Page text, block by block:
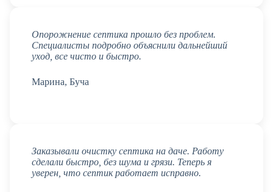
Опорожнение септика прошло без проблем.
Специалисты подробно объяснили дальнейший
уход, все чисто и быстро.
Марина, Буча
Заказывали очистку септика на даче. Работу
сделали быстро, без шума и грязи. Теперь я
уверен, что септик работает исправно.